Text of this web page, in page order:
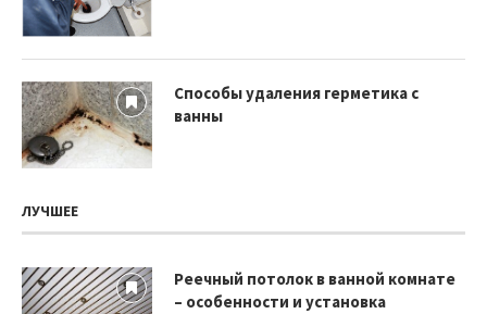
Способы удаления герметика с
ванны
ЛУЧШЕЕ
Реечный потолок в ванной комнате
– особенности и установка